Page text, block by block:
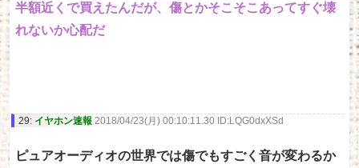
半額近くで買えたんだが、傷とかそこそこあってすぐ壊
れないか心配だ
29: イヤホン速報 2018/04/23(月) 00:10:11.30 ID:LQG0dxXSd
ピュアオーディオの世界では傷でもすごく音が変わるか